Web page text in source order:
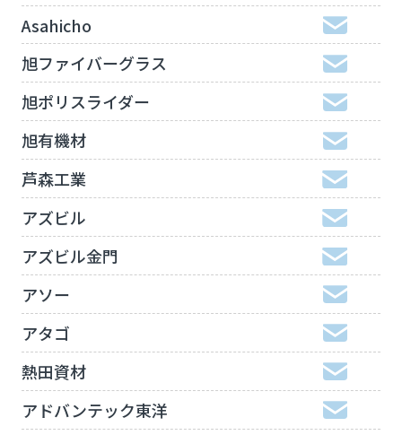
Asahicho
旭ファイバーグラス
旭ポリスライダー
旭有機材
芦森工業
アズビル
アズビル金門
アソー
アタゴ
熱田資材
アドバンテック東洋